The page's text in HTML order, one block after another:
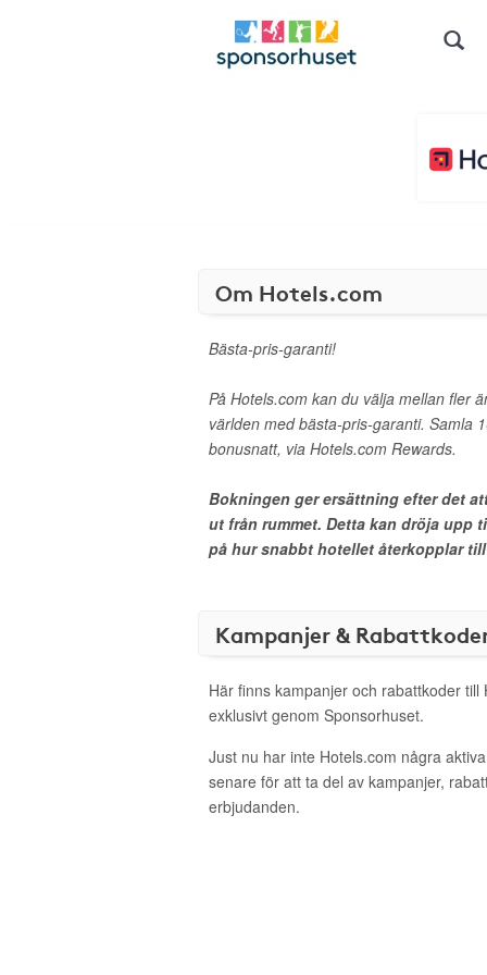
Om Hotels.com
Bästa-pris-garanti!
På Hotels.com kan du välja mellan fler
världen med bästa-pris-garanti. Samla
bonusnatt, via Hotels.com Rewards.
Bokningen ger ersättning efter det
ut från rummet. Detta kan dröja upp
på hur snabbt hotellet återkopplar
Kampanjer &
Här finns kampanjer och rabattkoder
exklusivt genom Sponsorhuset.
Just nu har inte Hotels.com några
senare för att ta del av kampanjer,
erbjudanden.